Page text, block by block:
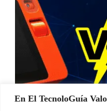
En El TecnoloGuía